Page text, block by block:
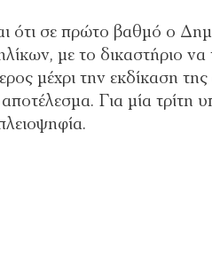
ότι σε πρώτο βαθμό ο
με το δικαστήριο
μέχρι την εκδίκαση
Για μία